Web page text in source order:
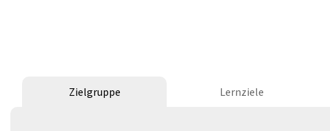
Zielgruppe Lernziele